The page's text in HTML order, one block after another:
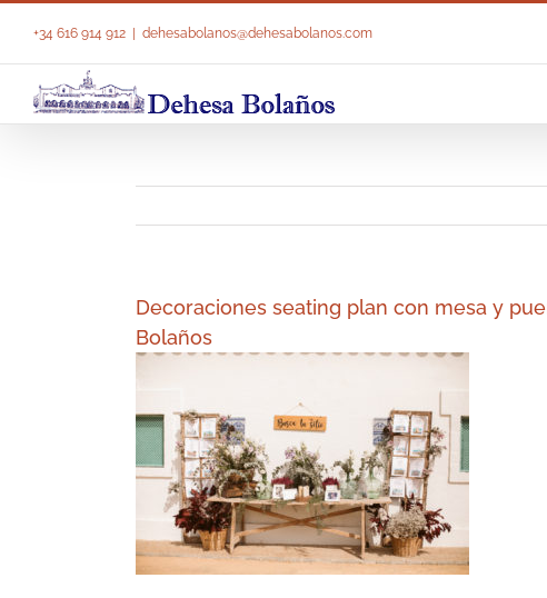
+34 616 914 912 dehesabolanos@dehesabolanos.com
Decoraciones seating plan con mesa y
Bolaños